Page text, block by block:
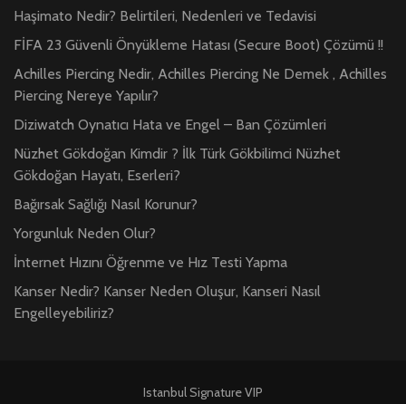
Haşimato Nedir? Belirtileri, Nedenleri ve Tedavisi
FİFA 23 Güvenli Önyükleme Hatası (Secure Boot) Çözümü !!
Achilles Piercing Nedir, Achilles Piercing Ne Demek , Achilles
Piercing Nereye Yapılır?
Diziwatch Oynatıcı Hata ve Engel – Ban Çözümleri
Nüzhet Gökdoğan Kimdir ? İlk Türk Gökbilimci Nüzhet
Gökdoğan Hayatı, Eserleri?
Bağırsak Sağlığı Nasıl Korunur?
Yorgunluk Neden Olur?
İnternet Hızını Öğrenme ve Hız Testi Yapma
Kanser Nedir? Kanser Neden Oluşur, Kanseri Nasıl
Engelleyebiliriz?
Istanbul Signature VIP